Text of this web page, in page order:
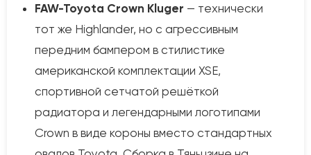
FAW-Toyota Crown Kluger — технически
тот же Highlander, но с агрессивным
передним бампером в стилистике
американской комплектации XSE,
спортивной сетчатой решёткой
радиатора и легендарными логотипами
Crown в виде короны вместо стандартных